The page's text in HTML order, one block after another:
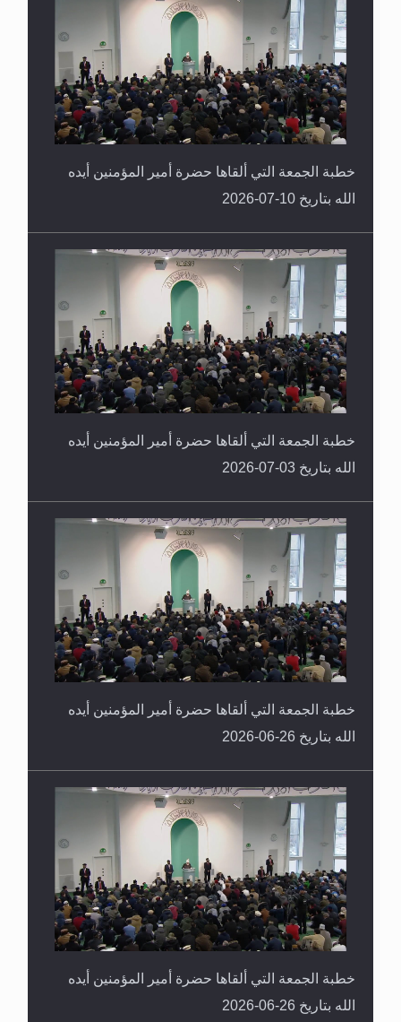
خطبة الجمعة التي ألقاها حضرة أمير المؤمنين أيده
الله بتاريخ 10-07-2026
خطبة الجمعة التي ألقاها حضرة أمير المؤمنين أيده
الله بتاريخ 03-07-2026
خطبة الجمعة التي ألقاها حضرة أمير المؤمنين أيده
الله بتاريخ 26-06-2026
خطبة الجمعة التي ألقاها حضرة أمير المؤمنين أيده
الله بتاريخ 26-06-2026